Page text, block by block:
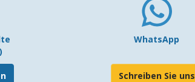
WhatsApp
Schreiben Sie uns